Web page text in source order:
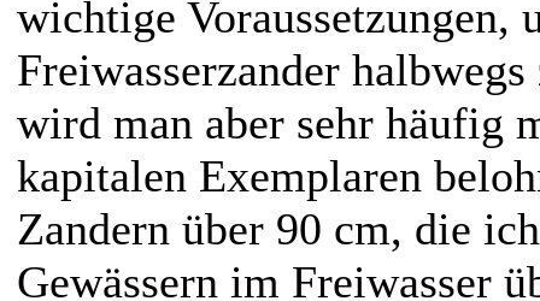
wichtige Voraussetzungen,
Freiwasserzander
wird man aber sehr häufig
kapitalen Exemplaren
Zandern über 90 cm, die
Gewässern im Freiwasser